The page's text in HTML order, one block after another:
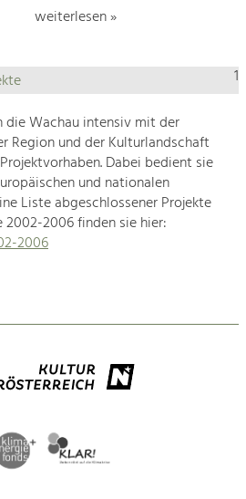
weiterlesen »
1
die Wachau intensiv mit der
Region und der Kulturlandschaft
Dabei bedient sie
und nationalen
Liste abgeschlossener Projekte
2006 finden sie hier:
2006